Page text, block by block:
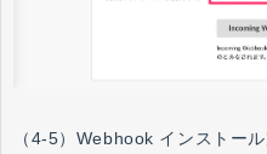
（4-5）Webhook インストー